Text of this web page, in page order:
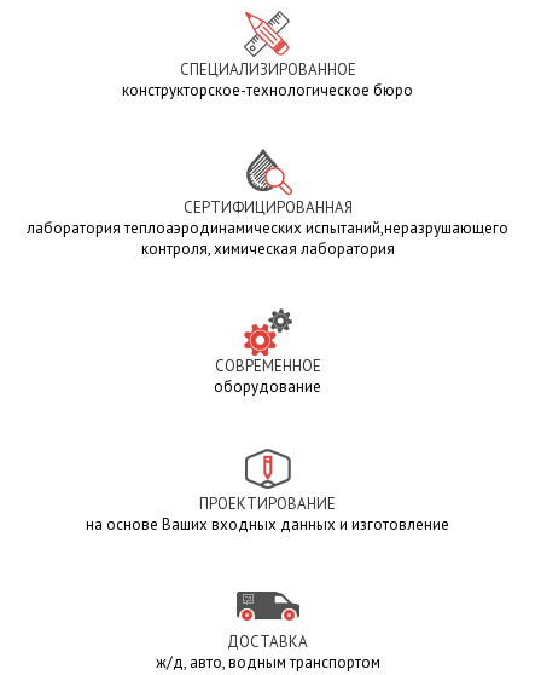
СПЕЦИАЛИЗИРОВАННОЕ
конструкторское-технологическое бюро
СЕРТИФИЦИРОВАННАЯ
лаборатория теплоаэродинамических испытаний,неразрушающего
контроля, химическая лаборатория
СОВРЕМЕННОЕ
оборудование
ПРОЕКТИРОВАНИЕ
на основе Ваших входных данных и изготовление
ДОСТАВКА
ж/д, авто, водным транспортом